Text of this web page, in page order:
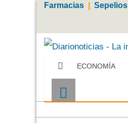
Farmacias Sepelios
ECONOMÍA